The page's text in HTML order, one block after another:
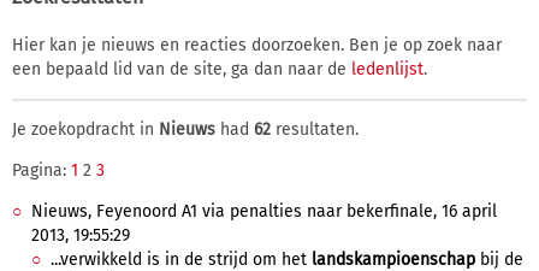
Hier kan je nieuws en reacties doorzoeken. Ben je op zoek naar
een bepaald lid van de site, ga dan naar de ledenlijst.
Je zoekopdracht in Nieuws had 62 resultaten.
Pagina: 1 2 3
Nieuws, Feyenoord A1 via penalties naar bekerfinale, 16 april
2013, 19:55:29
...verwikkeld is in de strijd om het landskampioenschap bij de